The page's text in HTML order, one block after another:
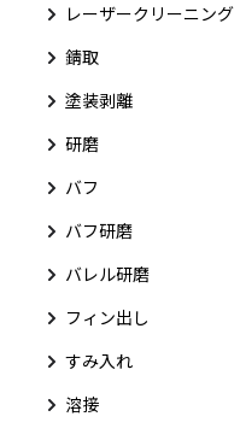
レーザークリーニング
錆取
塗装剥離
研磨
バフ
バフ研磨
バレル研磨
フィン出し
すみ入れ
溶接